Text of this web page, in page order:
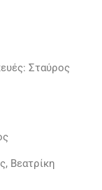
Σταύρος
Βεατρίκη